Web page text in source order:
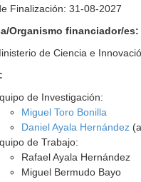
Finalización: 31-08-2027
Organismo financiador/es:
de Ciencia e
de Investigación:
Miguel Toro Bonilla
Daniel Ayala Hernández
de Trabajo:
Rafael Ayala Hernández
Miguel Bermudo Bayo